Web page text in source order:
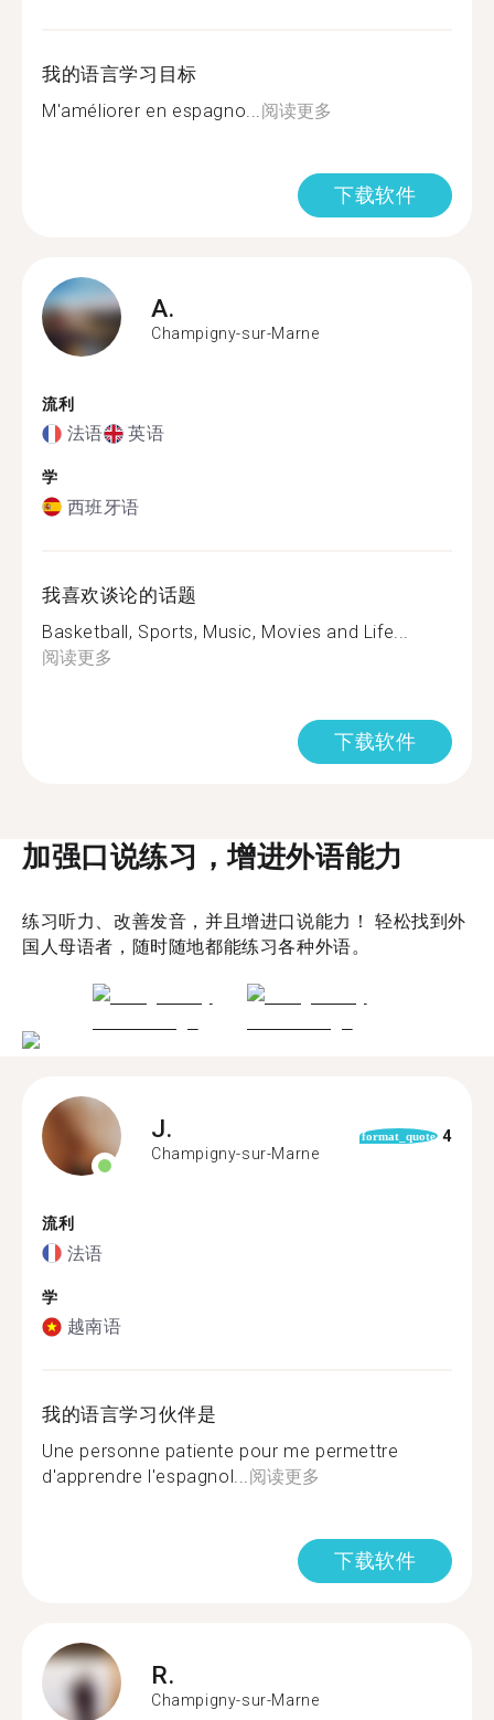
我的语言学习目标
M'améliorer en espagno... 阅读更多
下载软件
A.
Champigny-sur-Marne
流利
法语 英语
学
西班牙语
我喜欢谈论的话题
Basketball, Sports, Music, Movies and Life...
阅读更多
下载软件
加强口说练习，增进外语能力
练习听力、改善发音，并且增进口说能力！ 轻松找到外
国人母语者，随时随地都能练习各种外语。
J.
Champigny-sur-Marne
format_quote 4
流利
法语
学
越南语
我的语言学习伙伴是
Une personne patiente pour me permettre
d'apprendre l'espagnol...阅读更多
下载软件
R.
Champigny-sur-Marne